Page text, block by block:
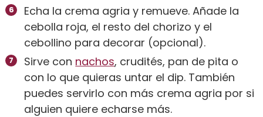
Echa la crema agria y remueve. Añade la
cebolla roja, el resto del chorizo y el
cebollino para decorar (opcional).
Sirve con nachos, crudités, pan de pita o
con lo que quieras untar el dip. También
puedes servirlo con más crema agria por si
alguien quiere echarse más.